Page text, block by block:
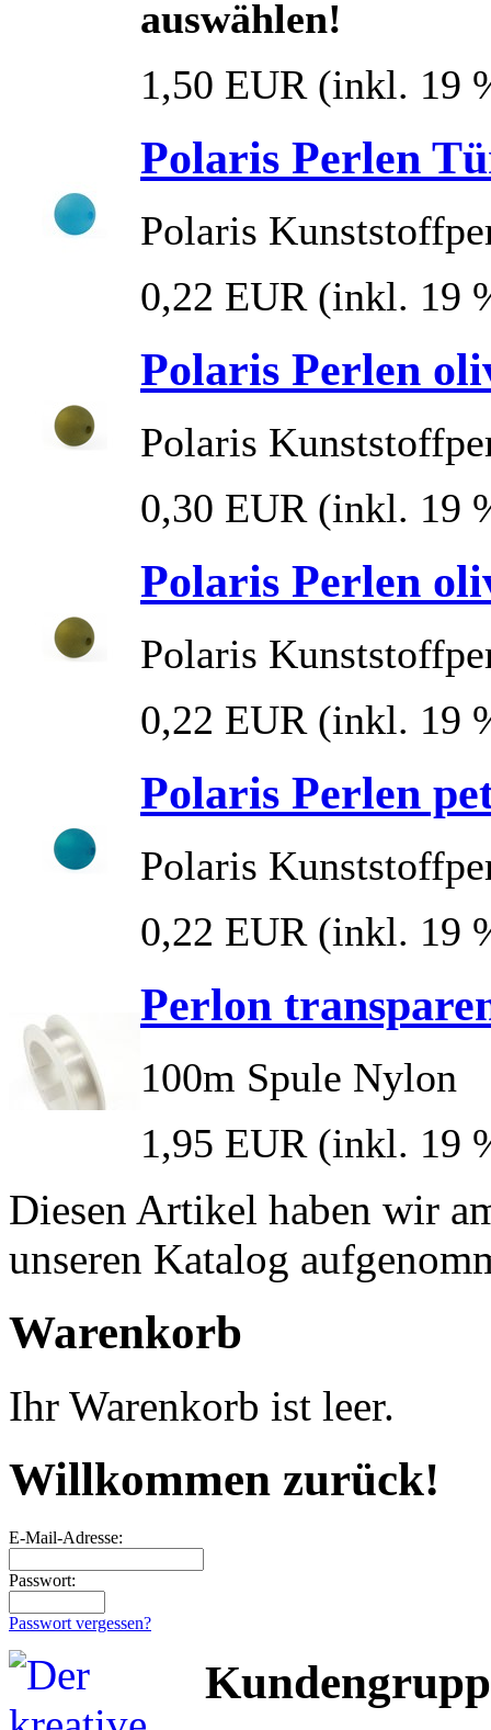
auswählen!
1,50 EUR (inkl. 19
Polaris Perlen
Polaris
0,22 EUR (inkl. 19
Polaris Perlen
Polaris
0,30 EUR (inkl. 19
Polaris Perlen
Polaris
0,22 EUR (inkl. 19
Polaris Perlen
Polaris
0,22 EUR (inkl. 19
Perlon
100m Spule Nylon
1,95 EUR (inkl. 19
Diesen Artikel haben wir
unseren Katalog
Warenkorb
Ihr Warenkorb ist leer.
Willkommen zurück!
E-Mail-Adresse:
Passwort:
Passwort vergessen?